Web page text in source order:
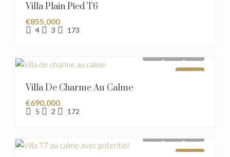
Villa Plain Pied T6
€855,000
4 3 173
À VENDRE
Villa De Charme Au Calme
€690,000
5 2 172
À VENDRE